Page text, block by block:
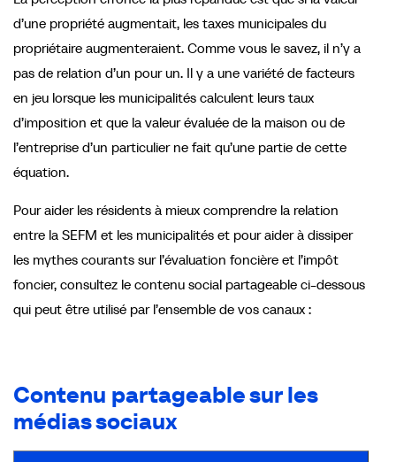
d’une propriété augmentait, les taxes municipales du
propriétaire augmenteraient. Comme vous le savez, il n’y a
pas de relation d’un pour un. Il y a une variété de facteurs
en jeu lorsque les municipalités calculent leurs taux
d’imposition et que la valeur évaluée de la maison ou de
l’entreprise d’un particulier ne fait qu’une partie de cette
équation.
Pour aider les résidents à mieux comprendre la relation
entre la SEFM et les municipalités et pour aider à dissiper
les mythes courants sur l’évaluation foncière et l’impôt
foncier, consultez le contenu social partageable ci-dessous
qui peut être utilisé par l’ensemble de vos canaux :
Contenu partageable sur les
médias sociaux